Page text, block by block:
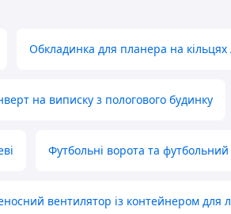
Обкладинка для планера на кільцях
на виписку з пологового будинку
Футбольні ворота та
вентилятор із контейнером для